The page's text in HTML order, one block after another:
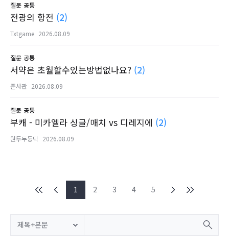
질문 공통
전광의 항전 (2)
Txtgame 2026.08.09
질문 공통
서약은 초월할수있는방법없나요? (2)
준사관 2026.08.09
질문 공통
부캐 - 미카엘라 싱글/매치 vs 디레지에 (2)
원투두둥탁 2026.08.09
1 2 3 4 5
제목+본문